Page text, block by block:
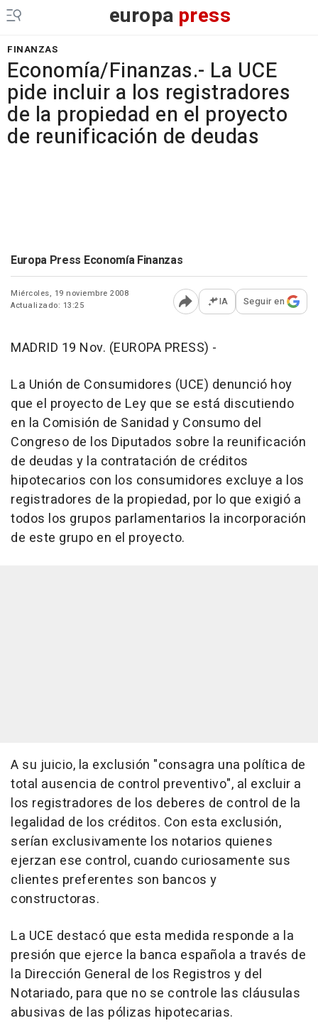
europa press
FINANZAS
Economía/Finanzas.- La UCE
pide incluir a los registradores
de la propiedad en el proyecto
de reunificación de deudas
Europa Press Economía Finanzas
Miércoles, 19 noviembre 2008
Actualizado: 13:25
Abrir opciones para
IA Seguir en
MADRID 19 Nov. (EUROPA PRESS) -
La Unión de Consumidores (UCE) denunció hoy
que el proyecto de Ley que se está discutiendo
en la Comisión de Sanidad y Consumo del
Congreso de los Diputados sobre la reunificación
de deudas y la contratación de créditos
hipotecarios con los consumidores excluye a los
registradores de la propiedad, por lo que exigió a
todos los grupos parlamentarios la incorporación
de este grupo en el proyecto.
A su juicio, la exclusión "consagra una política de
total ausencia de control preventivo", al excluir a
los registradores de los deberes de control de la
legalidad de los créditos. Con esta exclusión,
serían exclusivamente los notarios quienes
ejerzan ese control, cuando curiosamente sus
clientes preferentes son bancos y
constructoras.
La UCE destacó que esta medida responde a la
presión que ejerce la banca española a través de
la Dirección General de los Registros y del
Notariado, para que no se controle las cláusulas
abusivas de las pólizas hipotecarias.